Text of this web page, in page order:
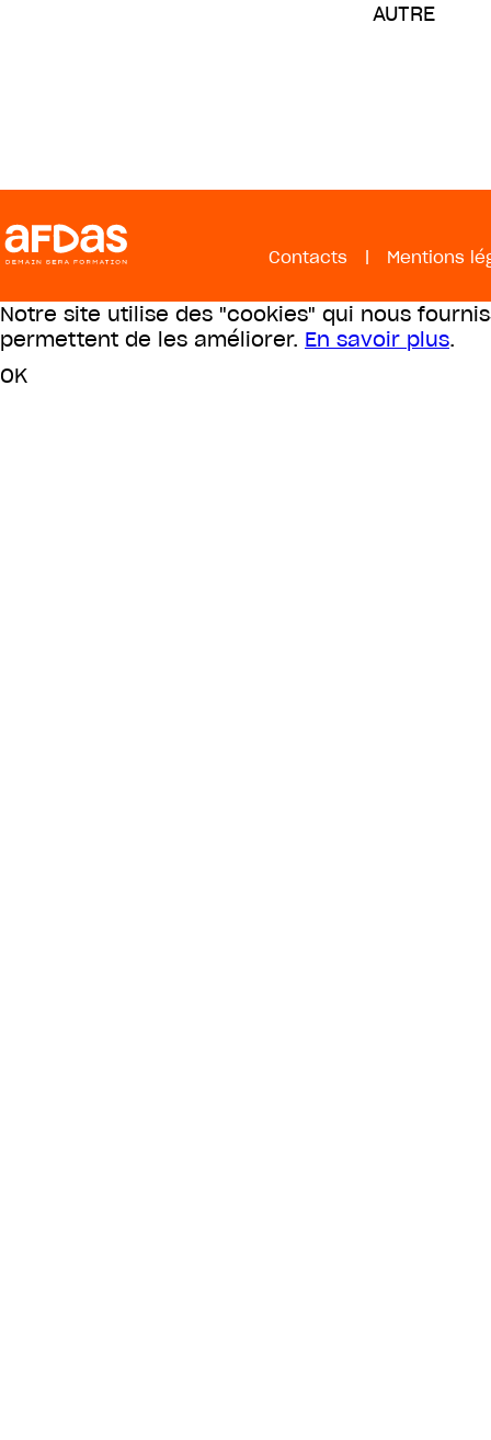
AUTRE
Contacts | Mentions
Notre site utilise des "cookies" qui nous
permettent de les améliorer. En savoir plus.
OK